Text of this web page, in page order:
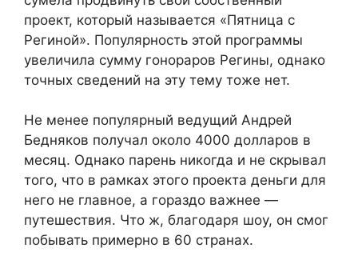
проект, который называется «Пятница с
Региной». Популярность этой программы
увеличила сумму гонораров Регины, однако
точных сведений на эту тему тоже нет.
Не менее популярный ведущий Андрей
Бедняков получал около 4000 долларов в
месяц. Однако парень никогда и не скрывал
того, что в рамках этого проекта деньги для
него не главное, а гораздо важнее —
путешествия. Что ж, благодаря шоу, он смог
побывать примерно в 60 странах.